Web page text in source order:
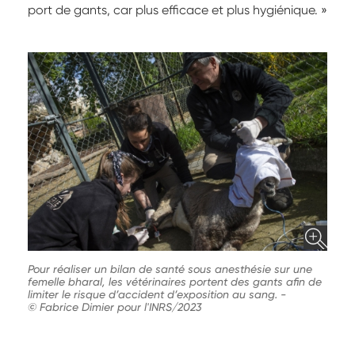
port de gants, car plus efficace et plus hygiénique. »
Pour réaliser un bilan de santé sous anesthésie sur une
femelle bharal, les vétérinaires portent des gants afin de
limiter le risque d’accident d’exposition au sang. -
© Fabrice Dimier pour l'INRS/2023